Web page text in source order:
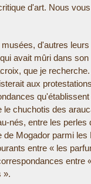
d'art. Nous
d'autres
avait mûri dans
que je
aux
chuchotis des
nés, entre les
de Mogador parmi
entre « les
entre
».